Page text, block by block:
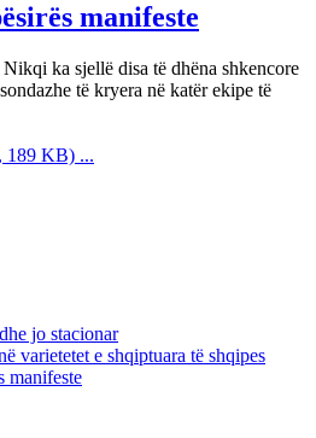
manifeste
ka sjellë disa të dhëna shkencore
të kryera në katër ekipe të
189 KB) ...
jo stacionar
varietetet e shqiptuara të shqipes
manifeste